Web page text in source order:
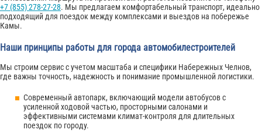
+7 (855) 278-27-28. Мы предлагаем комфортабельный транспорт, идеально
подходящий для поездок между комплексами и выездов на побережье
Камы.
Наши принципы работы для города автомобилестроителей
Мы строим сервис с учетом масштаба и специфики Набережных Челнов,
где важны точность, надежность и понимание промышленной логистики.
Современный автопарк, включающий модели автобусов с
усиленной ходовой частью, просторными салонами и
эффективными системами климат-контроля для длительных
поездок по городу.